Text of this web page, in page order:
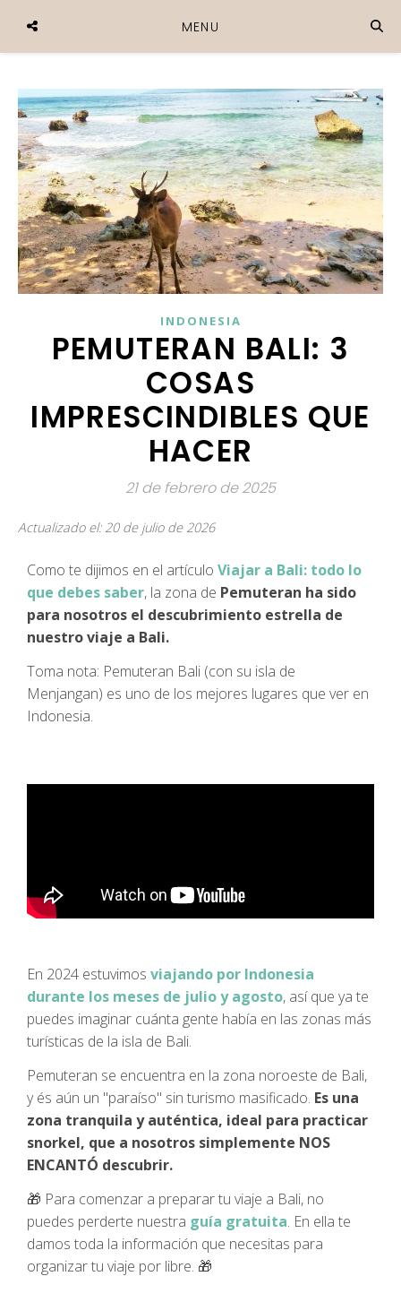
MENU
INDONESIA
PEMUTERAN BALI: 3
COSAS
IMPRESCINDIBLES QUE
HACER
21 de febrero de 2025
Actualizado el: 20 de julio de 2026
Como te dijimos en el artículo Viajar a Bali: todo lo
que debes saber, la zona de Pemuteran ha sido
para nosotros el descubrimiento estrella de
nuestro viaje a Bali.
Toma nota: Pemuteran Bali (con su isla de
Menjangan) es uno de los mejores lugares que ver en
Indonesia.
En 2024 estuvimos viajando por Indonesia
durante los meses de julio y agosto, así que ya te
puedes imaginar cuánta gente había en las zonas más
turísticas de la isla de Bali.
Pemuteran se encuentra en la zona noroeste de Bali,
y és aún un ''paraíso'' sin turismo masificado. Es una
zona tranquila y auténtica, ideal para practicar
snorkel, que a nosotros simplemente NOS
ENCANTÓ descubrir.
🎁 Para comenzar a preparar tu viaje a Bali, no
puedes perderte nuestra guía gratuita. En ella te
damos toda la información que necesitas para
organizar tu viaje por libre. 🎁